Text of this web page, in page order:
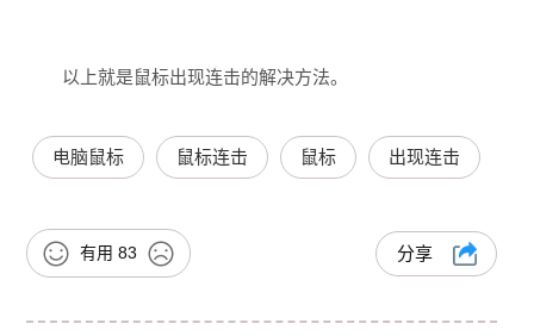
以上就是鼠标出现连击的解决方法。
电脑鼠标 鼠标连击 鼠标 出现连击
有用 83 分享